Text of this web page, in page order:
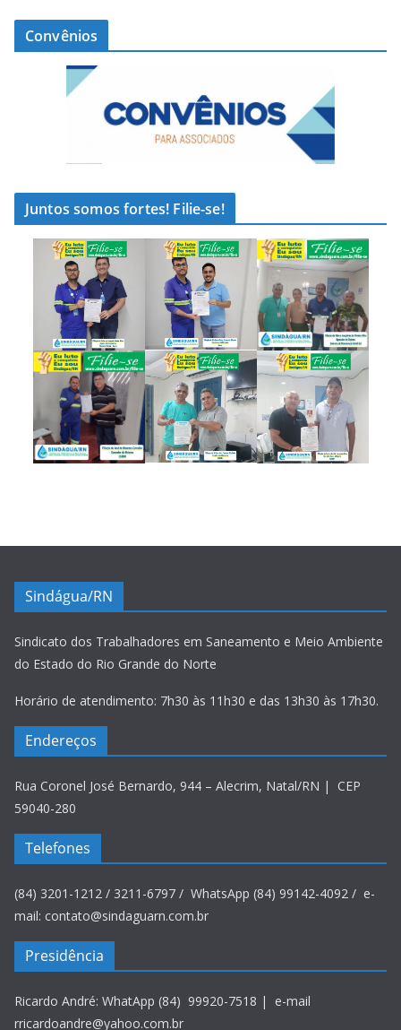
Convênios
Juntos somos fortes! Filie-se!
Sindágua/RN
Sindicato dos Trabalhadores em Saneamento e Meio Ambiente
do Estado do Rio Grande do Norte
Horário de atendimento: 7h30 às 11h30 e das 13h30 às 17h30.
Endereços
Rua Coronel José Bernardo, 944 – Alecrim, Natal/RN | CEP
59040-280
Telefones
(84) 3201-1212 / 3211-6797 / WhatsApp (84) 99142-4092 / e-
mail: contato@sindaguarn.com.br
Presidência
Ricardo André: WhatApp (84) 99920-7518 | e-mail
rricardoandre@yahoo.com.br